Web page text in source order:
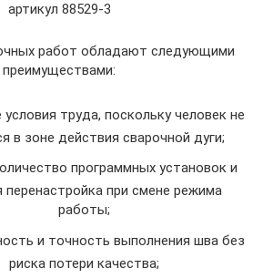
артикул 88529-3
работ обладают следующими
преимуществами:
труда, поскольку человек не
в зоне действия сварочной дуги;
программных установок и
перенастройка при смене режима
работы;
и точность выполнения шва без
риска потери качества;